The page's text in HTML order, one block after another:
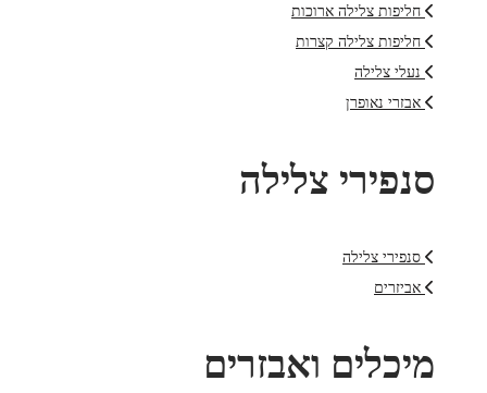
חליפות צלילה ארוכות
חליפות צלילה קצרות
נעלי צלילה
אבזרי נאופרן
סנפירי צלילה
סנפירי צלילה
אביזרים
מיכלים ואבזרים